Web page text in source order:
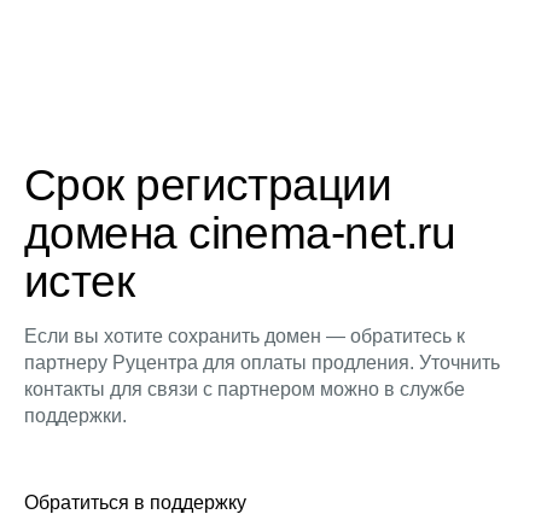
Срок регистрации
домена cinema-net.ru
истек
Если вы хотите сохранить домен — обратитесь к
партнеру Руцентра для оплаты продления. Уточнить
контакты для связи с партнером можно в службе
поддержки.
Обратиться в поддержку